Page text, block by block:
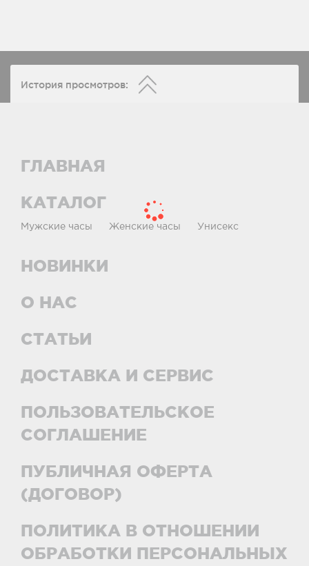
История просмотров:
ГЛАВНАЯ
КАТАЛОГ
Мужские часы Женские часы Унисекс
НОВИНКИ
О НАС
СТАТЬИ
ДОСТАВКА И СЕРВИС
ПОЛЬЗОВАТЕЛЬСКОЕ
СОГЛАШЕНИЕ
ПУБЛИЧНАЯ ОФЕРТА
(ДОГОВОР)
ПОЛИТИКА В ОТНОШЕНИИ
ОБРАБОТКИ ПЕРСОНАЛЬНЫХ